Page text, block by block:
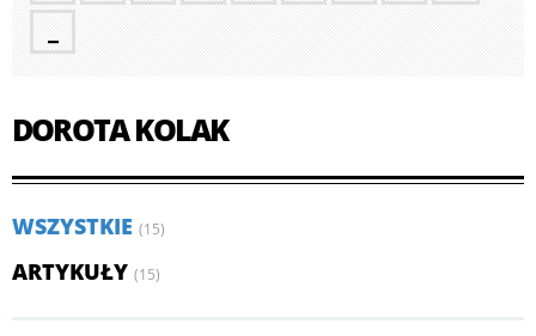
DOROTA KOLAK
WSZYSTKIE (15)
ARTYKUŁY (15)